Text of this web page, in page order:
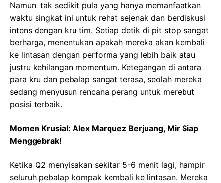
Namun, tak sedikit pula yang hanya memanfaatkan
waktu singkat ini untuk rehat sejenak dan berdiskusi
intens dengan kru tim. Setiap detik di pit stop sangat
berharga, menentukan apakah mereka akan kembali
ke lintasan dengan performa yang lebih baik atau
justru kehilangan momentum. Ketegangan di antara
para kru dan pebalap sangat terasa, seolah mereka
sedang menyusun rencana perang untuk merebut
posisi terbaik.
Momen Krusial: Alex Marquez Berjuang, Mir Siap
Menggebrak!
Ketika Q2 menyisakan sekitar 5-6 menit lagi, hampir
seluruh pebalap kompak kembali ke lintasan. Mereka